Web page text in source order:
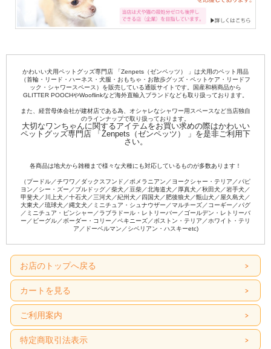
かわいい犬用ペットグッズ専門店 「Zenpets（ゼンペッツ） 」は犬用のペット用品
（首輪・リード・ハーネス・犬服・おもちゃ・お散歩グッズ・ペットケア・リードフ
ック・シャワースペース）を販売している通販サイトです。国産和柄商品から
GLITTER POOCHやWooflinkなど海外直輸入ブランドなども取り扱っております。
また、経営母体会社が建材店である為、オシャレなシャワー用スペースなど当店独自
のラインナップで取り扱っております。
大切なワンちゃんに関するアイテムをお買い求めの際はかわいい
ペットグッズ専門店 「Zenpets（ゼンペッツ） 」を是非ご利用下
さい。
各商品は地犬から雑種まで様々な犬種にも対応しているものが多数あります！
（プードル／チワワ／ダックスフンド／ポメラニアン／ヨークシャー・テリア／パピ
ヨン／シー・ズー／ブルドッグ／柴犬／豆柴／北海道犬／厚真犬／秋田犬／岩手犬／
甲斐犬／川上犬／十石犬／三河犬／紀州犬／四国犬／肥後狼犬／甑山犬／屋久島犬／
大東犬／琉球犬／縄文犬／ミニチュア・シュナウザー／マルチーズ／コーギー／パグ
／ミニチュア・ピンシャー／ラブラドール・レトリーバー／ゴールデン・レトリーバ
ー／ビーグル／ボーダー・コリー／ペキニーズ／ボストン・テリア／ホワイト・テリ
ア／ドーベルマン／シベリアン・ハスキーetc)
お店のトップへ戻る
カートを見る
ご利用案内
特定商取引法表示